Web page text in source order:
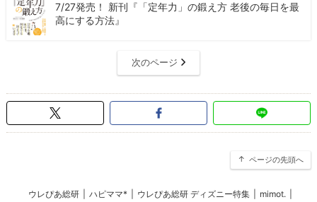
7/27発売！ 新刊『「定年力」の鍛え方 老後の毎日を最
高にする方法』
次のページ
ページの先頭へ
ウレぴあ総研 ハピママ* ウレぴあ総研 ディズニー特集 mimot.